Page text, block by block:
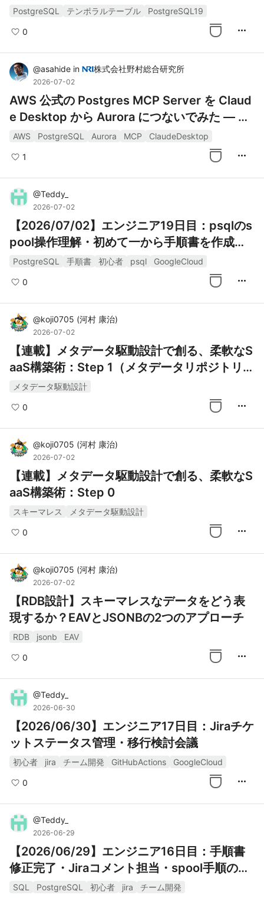
PostgreSQL テンポラルテーブル PostgreSQL19
0 more_horiz
@asahide in 株式会社野村総合研究所
2026-07-02
AWS 公式の Postgres MCP Server を Claud
e Desktop から Aurora につないでみた — Da
ta API と直接接続を同一クラスタで比較
AWS PostgreSQL Aurora MCP ClaudeDesktop
1 more_horiz
@Teddy_
2026-07-02
【2026/07/02】エンジニア19日目：psqlのs
pool操作理解・初めて一から手順書を作成し
た話
PostgreSQL 手順書 初心者 psql GoogleCloud
0 more_horiz
@koji0705 (河村 康治)
2026-07-02
【連載】メタデータ駆動設計で創る、柔軟なS
aaS構築術：Step 1（メタデータリポジトリの
構築）
メタデータ駆動設計
0 more_horiz
@koji0705 (河村 康治)
2026-07-02
【連載】メタデータ駆動設計で創る、柔軟なS
aaS構築術：Step 0
スキーマレス メタデータ駆動設計
0 more_horiz
@koji0705 (河村 康治)
2026-07-02
【RDB設計】スキーマレスなデータをどう表
現するか？EAVとJSONBの2つのアプローチ
RDB jsonb EAV
0 more_horiz
@Teddy_
2026-06-30
【2026/06/30】エンジニア17日目：Jiraチケ
ットステータス管理・移行検討会議
初心者 jira チーム開発 GitHubActions GoogleCloud
0 more_horiz
@Teddy_
2026-06-29
【2026/06/29】エンジニア16日目：手順書
修正完了・Jiraコメント担当・spool手順の学
習
SQL PostgreSQL 初心者 jira チーム開発